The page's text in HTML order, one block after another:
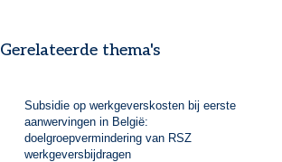
Gerelateerde thema's
Subsidie op werkgeverskosten bij eerste
aanwervingen in België:
doelgroepvermindering van RSZ
werkgeversbijdragen